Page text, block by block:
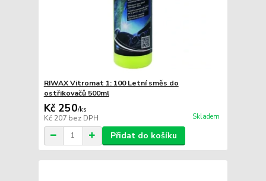
RIWAX Vitromat 1: 100 Letní směs do
ostřikovačů 500ml
Kč 250/ks
Kč 207 bez DPH Skladem
Přidat do košíku